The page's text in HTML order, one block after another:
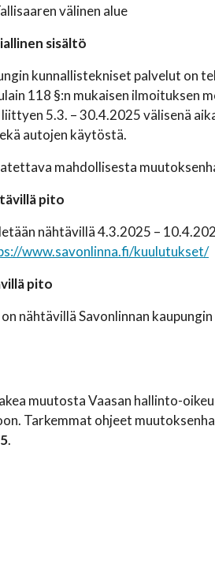
välinen alue
sisältö
kunnallistekniset palvelut on
118 §:n mukaisen ilmoituksen
5.3. – 30.4.2025 välisenä
autojen käytöstä.
mahdollisesta
pito
nähtävillä 4.3.2025 –
www.savonlinna.fi/kuulutukset/
pito
nähtävillä Savonlinnan
muutosta Vaasan hallinto-
Tarkemmat ohjeet
.